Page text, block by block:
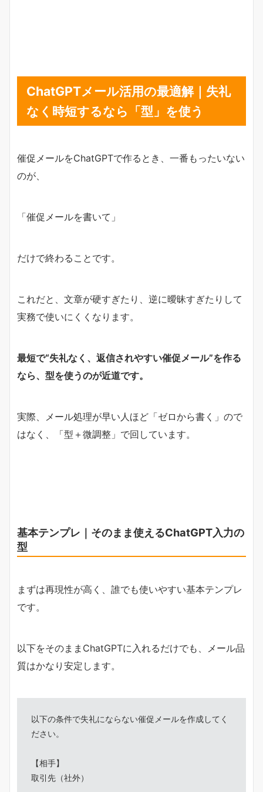
ChatGPTメール活用の最適解｜失礼
なく時短するなら「型」を使う
催促メールをChatGPTで作るとき、一番もったいない
のが、
「催促メールを書いて」
だけで終わることです。
これだと、文章が硬すぎたり、逆に曖昧すぎたりして
実務で使いにくくなります。
最短で“失礼なく、返信されやすい催促メール”を作る
なら、型を使うのが近道です。
実際、メール処理が早い人ほど「ゼロから書く」ので
はなく、「型＋微調整」で回しています。
基本テンプレ｜そのまま使えるChatGPT入力の
型
まずは再現性が高く、誰でも使いやすい基本テンプレ
です。
以下をそのままChatGPTに入れるだけでも、メール品
質はかなり安定します。
以下の条件で失礼にならない催促メールを作成してく
ださい。
【相手】
取引先（社外）